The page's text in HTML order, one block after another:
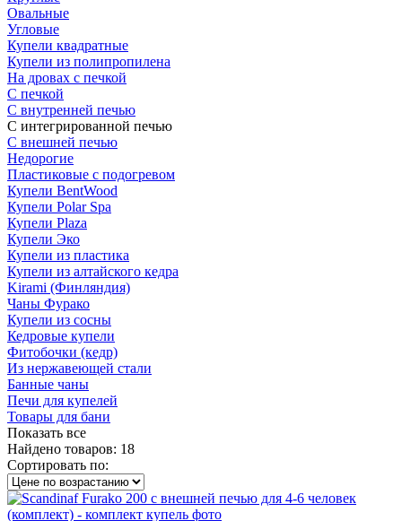
Овальные
Угловые
Купели квадратные
Купели из полипропилена
На дровах с печкой
С печкой
С внутренней печью
С интегрированной печью
С внешней печью
Недорогие
Пластиковые с подогревом
Купели BentWood
Купели Polar Spa
Купели Plaza
Купели Эко
Купели из пластика
Купели из алтайского кедра
Kirami (Финляндия)
Чаны Фурако
Купели из сосны
Кедровые купели
Фитобочки (кедр)
Из нержавеющей стали
Банные чаны
Печи для купелей
Товары для бани
Показать все
Найдено товаров: 18
Сортировать по: